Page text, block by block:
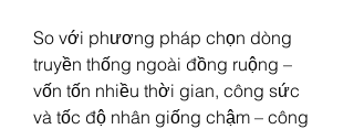
So với phương pháp chọn dòng
truyền thống ngoài đồng ruộng –
vốn tốn nhiều thời gian, công sức
và tốc độ nhân giống chậm – công